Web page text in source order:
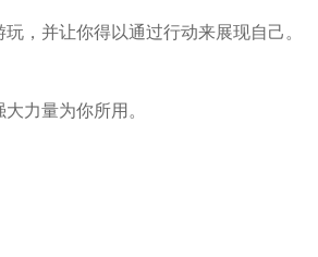
，并让你得以通过行动来展现自己。
力量为你所用。